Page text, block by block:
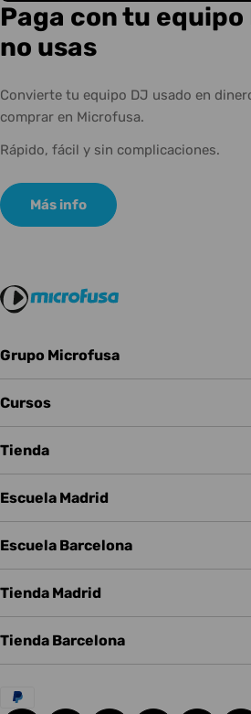
Paga con tu equipo
no usas
Convierte tu equipo DJ usado en
comprar en Microfusa.
Rápido, fácil y sin complicaciones.
Más info
Grupo Microfusa
Cursos
Tienda
Escuela Madrid
Escuela Barcelona
Tienda Madrid
Tienda Barcelona
Métodos